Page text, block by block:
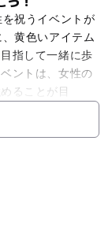
祝うイベントが
黄色いアイテム
指して一緒に歩
ントは、女性の
ることが目